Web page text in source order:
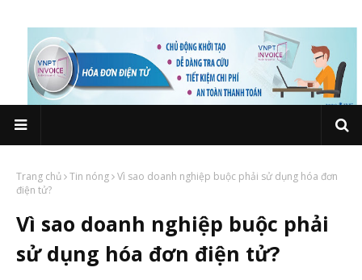
Trang chủ Tin nóng Vì sao doanh nghiệp buộc phải sử dụng hóa đơn
điện tử?
Vì sao doanh nghiệp buộc phải
sử dụng hóa đơn điện tử?